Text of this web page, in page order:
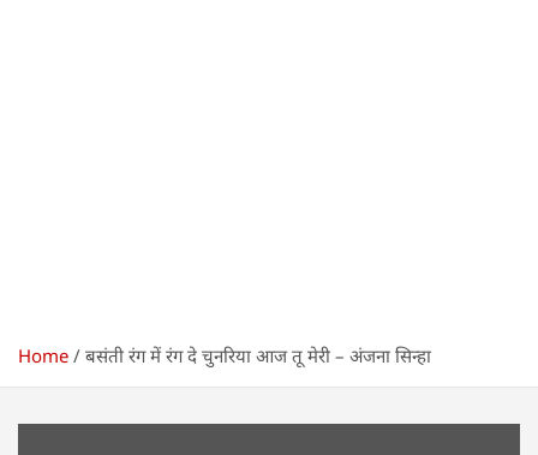
Home बसंती रंग में रंग दे चुनरिया आज तू मेरी – अंजना सिन्हा